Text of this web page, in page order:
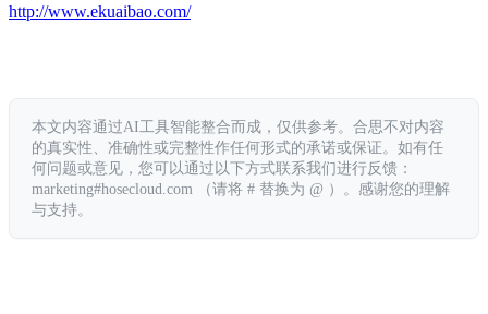
http://www.ekuaibao.com/
本文内容通过AI工具智能整合而成，仅供参考。合思不对内容
的真实性、准确性或完整性作任何形式的承诺或保证。如有任
何问题或意见，您可以通过以下方式联系我们进行反馈：
marketing#hosecloud.com （请将 # 替换为 @ ）。感谢您的理解
与支持。